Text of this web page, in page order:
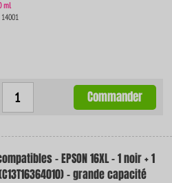
ml
Commander
- EPSON 16XL - 1 noir + 1
- grande capacité